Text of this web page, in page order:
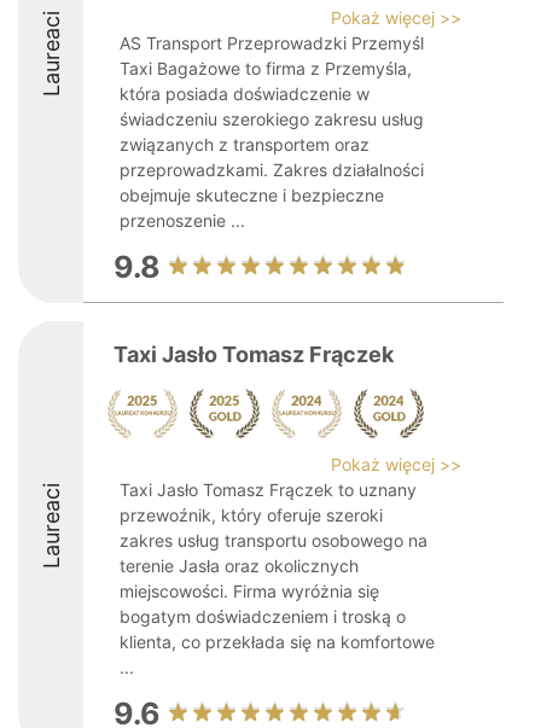
Laureaci
Pokaż więcej >>
AS Transport Przeprowadzki Przemyśl
Taxi Bagażowe to firma z Przemyśla,
która posiada doświadczenie w
świadczeniu szerokiego zakresu usług
związanych z transportem oraz
przeprowadzkami. Zakres działalności
obejmuje skuteczne i bezpieczne
przenoszenie ...
9.8
Laureaci
Taxi Jasło Tomasz Frączek
Pokaż więcej >>
Taxi Jasło Tomasz Frączek to uznany
przewoźnik, który oferuje szeroki
zakres usług transportu osobowego na
terenie Jasła oraz okolicznych
miejscowości. Firma wyróżnia się
bogatym doświadczeniem i troską o
klienta, co przekłada się na komfortowe
...
9.6